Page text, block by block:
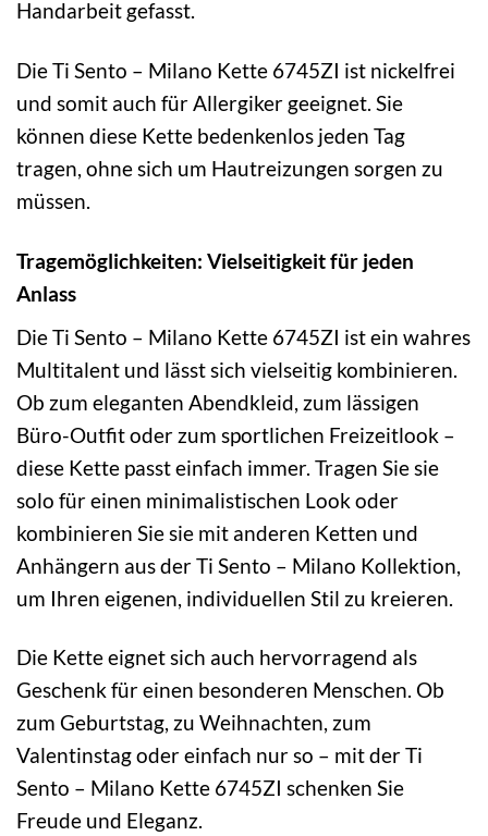
Handarbeit gefasst.
Die Ti Sento – Milano Kette 6745ZI ist nickelfrei
und somit auch für Allergiker geeignet. Sie
können diese Kette bedenkenlos jeden Tag
tragen, ohne sich um Hautreizungen sorgen zu
müssen.
Tragemöglichkeiten: Vielseitigkeit für jeden
Anlass
Die Ti Sento – Milano Kette 6745ZI ist ein wahres
Multitalent und lässt sich vielseitig kombinieren.
Ob zum eleganten Abendkleid, zum lässigen
Büro-Outfit oder zum sportlichen Freizeitlook –
diese Kette passt einfach immer. Tragen Sie sie
solo für einen minimalistischen Look oder
kombinieren Sie sie mit anderen Ketten und
Anhängern aus der Ti Sento – Milano Kollektion,
um Ihren eigenen, individuellen Stil zu kreieren.
Die Kette eignet sich auch hervorragend als
Geschenk für einen besonderen Menschen. Ob
zum Geburtstag, zu Weihnachten, zum
Valentinstag oder einfach nur so – mit der Ti
Sento – Milano Kette 6745ZI schenken Sie
Freude und Eleganz.